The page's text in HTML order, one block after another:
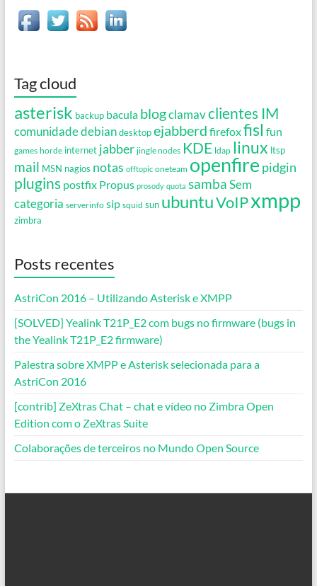
Tag cloud
asterisk backup bacula blogclamavclientes IM
comunidadedebian desktop ejabberd firefoxfisl fun
games horde internet jabber jingle nodes KDE ldap linux ltsp
mail MSN nagios notas offtopic oneteam openfire pidgin
plugins postfix Propus prosody quota samba Sem
categoria serverinfo sip squid sun ubuntuVoIPxmpp
zimbra
Posts recentes
AstriCon 2016 – Utilizando Asterisk e XMPP
[SOLVED] Yealink T21P_E2 com bugs no firmware (bugs in
the Yealink T21P_E2 firmware)
Palestra sobre XMPP e Asterisk selecionada para a
AstriCon 2016
[contrib] ZeXtras Chat – chat e vídeo no Zimbra Open
Edition com o ZeXtras Suite
Colaborações de terceiros no Mundo Open Source